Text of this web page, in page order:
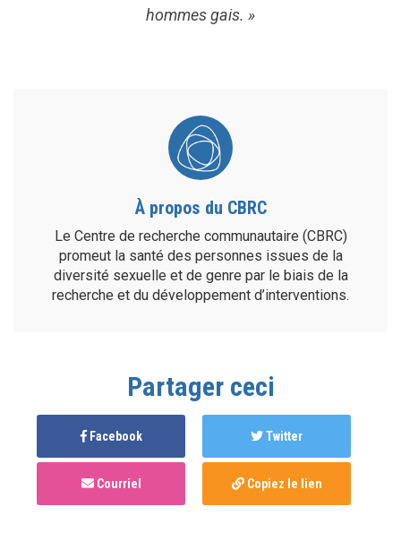
hommes gais. »
À propos du CBRC
Le Centre de recherche communautaire (CBRC)
promeut la santé des personnes issues de la
diversité sexuelle et de genre par le biais de la
recherche et du développement d’interventions.
Partager ceci
Facebook Twitter
Courriel Copiez le lien